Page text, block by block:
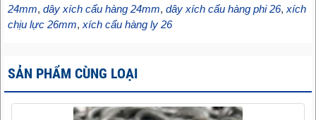
24mm, dây xích cẩu hàng 24mm, dây xích cẩu hàng phi 26, xích
chịu lực 26mm, xích cẩu hàng ly 26
SẢN PHẨM CÙNG LOẠI